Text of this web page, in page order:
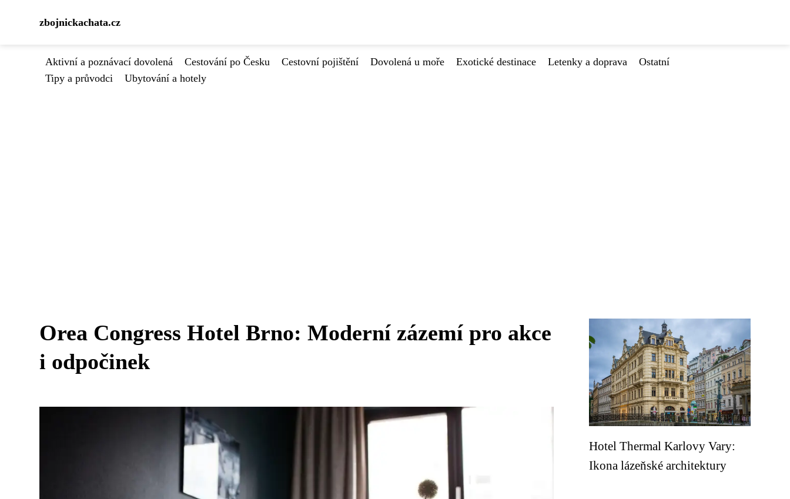
zbojnickachata.cz
Aktivní a poznávací dovolená Cestování po Česku Cestovní pojištění Dovolená u moře Exotické destinace Letenky a doprava
Ostatní
Tipy a průvodci
Ubytování a hotely
Orea Congress Hotel Brno: Moderní zázemí pro akce
i odpočinek
Hotel Thermal Karlovy Vary:
Ikona lázeňské architektury